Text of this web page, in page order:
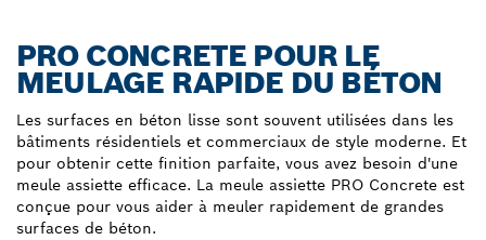
PRO CONCRETE POUR LE
MEULAGE RAPIDE DU BÉTON
Les surfaces en béton lisse sont souvent utilisées dans les
bâtiments résidentiels et commerciaux de style moderne. Et
pour obtenir cette finition parfaite, vous avez besoin d'une
meule assiette efficace. La meule assiette PRO Concrete est
conçue pour vous aider à meuler rapidement de grandes
surfaces de béton.